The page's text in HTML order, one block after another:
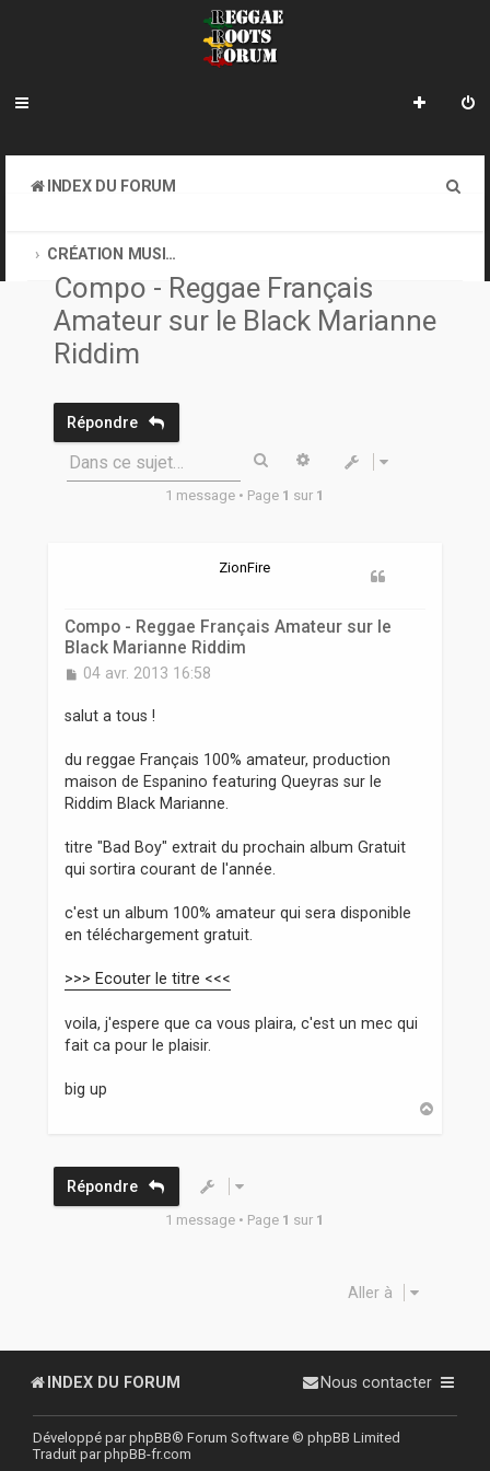
INDEX DU FORUM
CRÉATION MUSICALE À DISTANCE
Compo - Reggae Français
Amateur sur le Black Marianne
Riddim
Répondre
Dans ce sujet… RechercherRecherche avancée
1 message • Page 1 sur 1
ZionFire
Compo - Reggae Français Amateur sur le
Black Marianne Riddim
M
s
g
e
04 avr. 2013 16:58
salut a tous !
du reggae Français 100% amateur, production
maison de Espanino featuring Queyras sur le
Riddim Black Marianne.
titre "Bad Boy" extrait du prochain album Gratuit
qui sortira courant de l'année.
c'est un album 100% amateur qui sera disponible
en téléchargement gratuit.
>>> Ecouter le titre <<<
voila, j'espere que ca vous plaira, c'est un mec qui
fait ca pour le plaisir.
big up
Répondre
1 message • Page 1 sur 1
Aller à
INDEX DU FORUM Nous contacter
Développé parphpBB® Forum Software © phpBB Limited
Traduit parphpBB-fr.com